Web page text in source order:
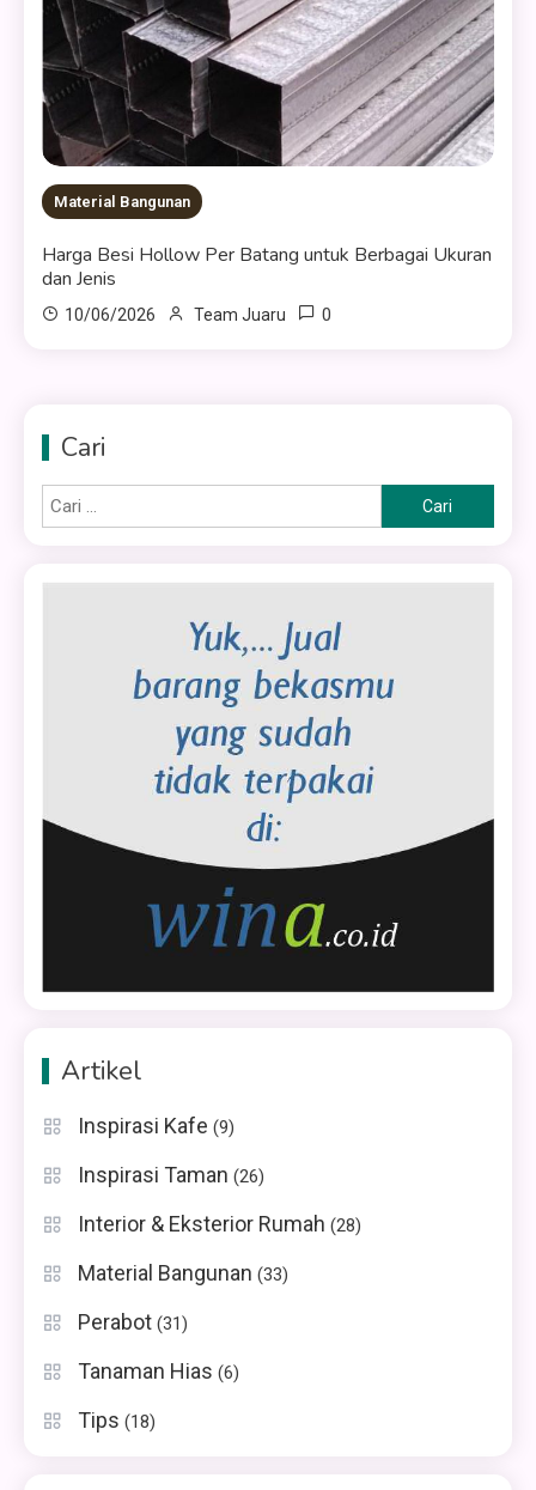
Material Bangunan
Harga Besi Hollow Per Batang untuk Berbagai Ukuran
dan Jenis
10/06/2026 Team Juaru 0
Cari
untuk:
Artikel
Inspirasi Kafe (9)
Inspirasi Taman (26)
Interior & Eksterior Rumah (28)
Material Bangunan (33)
Perabot (31)
Tanaman Hias (6)
Tips (18)